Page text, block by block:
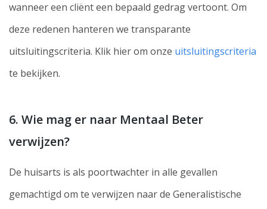
wanneer een cliënt een bepaald gedrag vertoont. Om
deze redenen hanteren we transparante
uitsluitingscriteria. Klik hier om onze uitsluitingscriteria
te bekijken.
6. Wie mag er naar Mentaal Beter
verwijzen?
De huisarts is als poortwachter in alle gevallen
gemachtigd om te verwijzen naar de Generalistische